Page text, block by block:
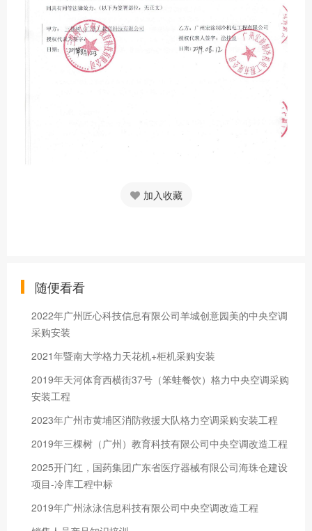
加入收藏
随便看看
2022年广州匠心科技信息有限公司羊城创意园美的中央空调
采购安装
2021年暨南大学格力天花机+柜机采购安装
2019年天河体育西横街37号（笨蛙餐饮）格力中央空调采购
安装工程
2023年广州市黄埔区消防救援大队格力空调采购安装工程
2019年三棵树（广州）教育科技有限公司中央空调改造工程
2025开门红，国药集团广东省医疗器械有限公司海珠仓建设
项目-冷库工程中标
2019年广州泳泳信息科技有限公司中央空调改造工程